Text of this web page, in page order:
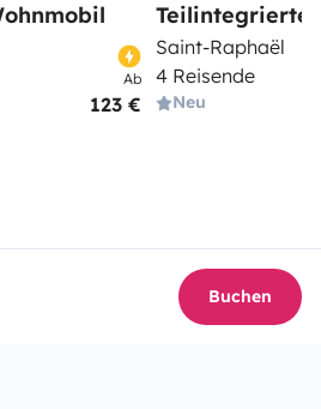
Ab
123 €
Saint-Raphaël
4 Reisende
Neu
Buchen